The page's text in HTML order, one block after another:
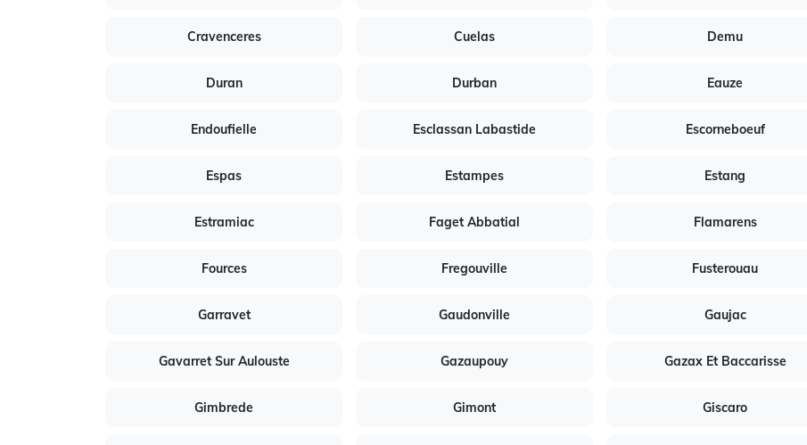
Cravenceres Cuelas Demu
Duran Durban Eauze
Endoufielle Esclassan Labastide Escorneboeuf
Espas Estampes Estang
Estramiac Faget Abbatial Flamarens
Fources Fregouville Fusterouau
Garravet Gaudonville Gaujac
Gavarret Sur Aulouste Gazaupouy Gazax Et Baccarisse
Gimbrede Gimont Giscaro